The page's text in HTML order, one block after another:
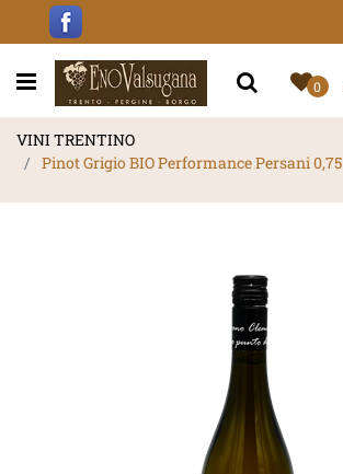
Open menu 0
VINI TRENTINO
Pinot Grigio BIO Performance Persani 0,75